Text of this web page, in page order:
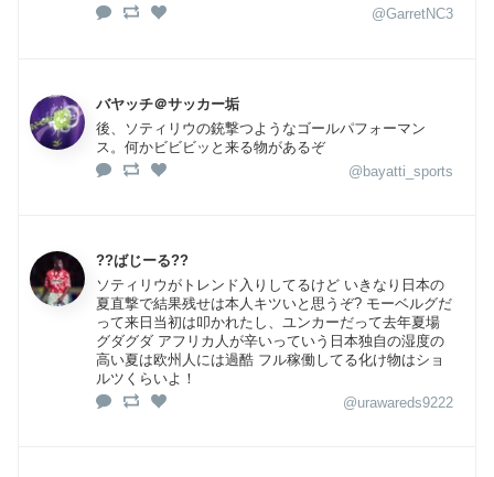
@GarretNC3
バヤッチ＠サッカー垢
後、ソティリウの銃撃つようなゴールパフォーマン
ス。何かビビビッと来る物があるぞ
@bayatti_sports
??ばじーる??
ソティリウがトレンド入りしてるけど いきなり日本の
夏直撃で結果残せは本人キツいと思うぞ? モーベルグだ
って来日当初は叩かれたし、ユンカーだって去年夏場
グダグダ アフリカ人が辛いっていう日本独自の湿度の
高い夏は欧州人には過酷 フル稼働してる化け物はショ
ルツくらいよ！
@urawareds9222